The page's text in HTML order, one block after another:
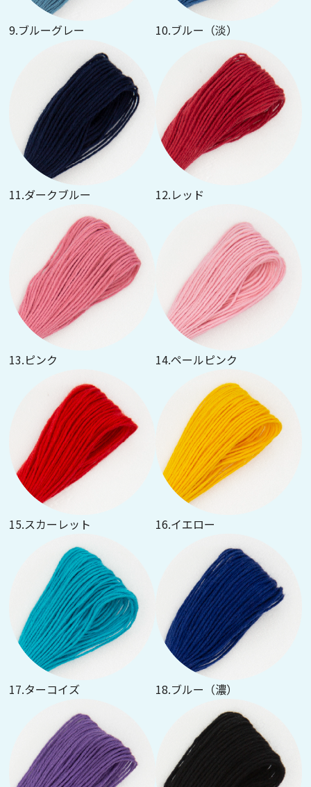
9.ブルーグレー 10.ブルー（淡）
11.ダークブルー 12.レッド
13.ピンク 14.ペールピンク
15.スカーレット 16.イエロー
17.ターコイズ 18.ブルー（濃）